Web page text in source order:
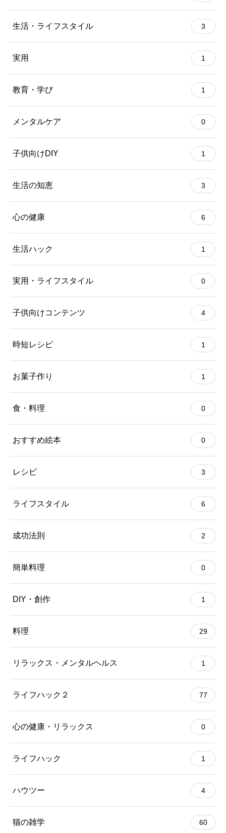
生活・ライフスタイル 3
実用 1
教育・学び 1
メンタルケア 0
子供向けDIY 1
生活の知恵 3
心の健康 6
生活ハック 1
実用・ライフスタイル 0
子供向けコンテンツ 4
時短レシピ 1
お菓子作り 1
食・料理 0
おすすめ絵本 0
レシピ 3
ライフスタイル 6
成功法則 2
簡単料理 0
DIY・創作 1
料理 29
リラックス・メンタルヘルス 1
ライフハック２ 77
心の健康・リラックス 0
ライフハック 1
ハウツー 4
猫の雑学 60